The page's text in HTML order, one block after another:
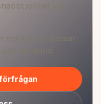
jobbet kan
markskruv passar
din grind.